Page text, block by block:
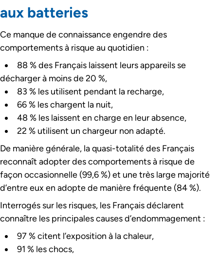
aux batteries
Ce manque de connaissance engendre des
comportements à risque au quotidien :
88 % des Français laissent leurs appareils se
décharger à moins de 20 %,
83 % les utilisent pendant la recharge,
66 % les chargent la nuit,
48 % les laissent en charge en leur absence,
22 % utilisent un chargeur non adapté.
De manière générale, la quasi-totalité des Français
reconnaît adopter des comportements à risque de
façon occasionnelle (99,6 %) et une très large majorité
d’entre eux en adopte de manière fréquente (84 %).
Interrogés sur les risques, les Français déclarent
connaître les principales causes d’endommagement :
97 % citent l’exposition à la chaleur,
91 % les chocs,